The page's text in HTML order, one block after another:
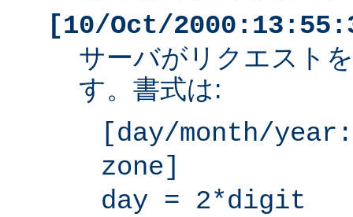
[10/Oct/
サーバがリクエスト
す。書式は:
[day/month/
zone]
day = 2*digit